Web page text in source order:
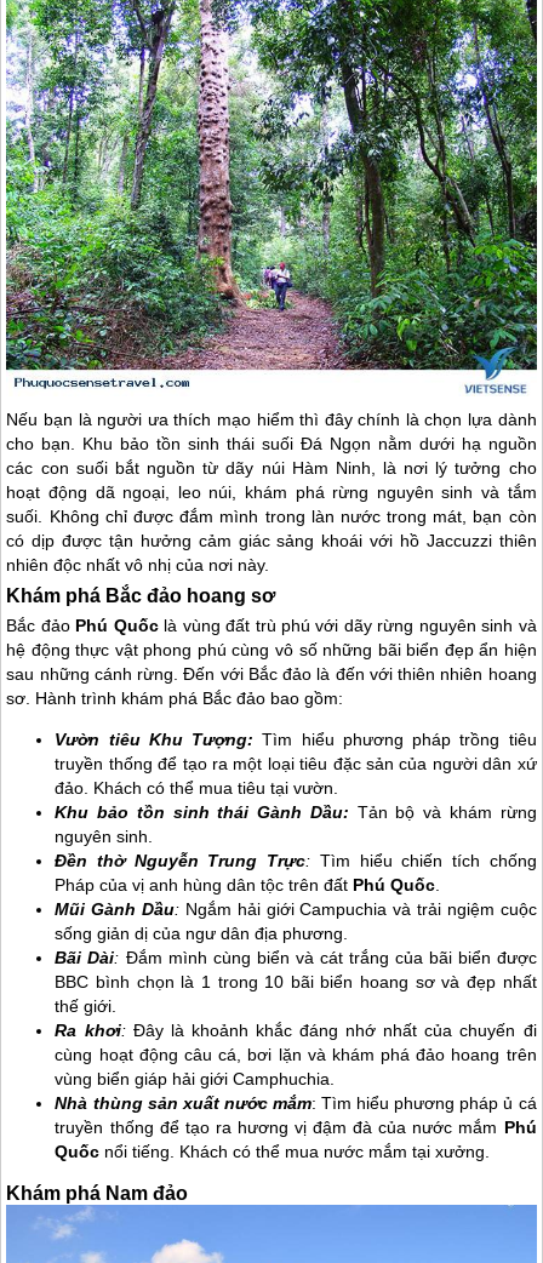
Nếu bạn là người ưa thích mạo hiểm thì đây chính là chọn lựa dành
cho bạn. Khu bảo tồn sinh thái suối Đá Ngọn nằm dưới hạ nguồn
các con suối bắt nguồn từ dãy núi Hàm Ninh, là nơi lý tưởng cho
hoạt động dã ngoại, leo núi, khám phá rừng nguyên sinh và tắm
suối. Không chỉ được đắm mình trong làn nước trong mát, bạn còn
có dịp được tận hưởng cảm giác sảng khoái với hồ Jaccuzzi thiên
nhiên độc nhất vô nhị của nơi này.
Khám phá Bắc đảo hoang sơ
Bắc đảo Phú Quốclà vùng đất trù phú với dãy rừng nguyên sinh và
hệ động thực vật phong phú cùng vô số những bãi biển đẹp ẩn hiện
sau những cánh rừng. Đến với Bắc đảo là đến với thiên nhiên hoang
sơ. Hành trình khám phá Bắc đảo bao gồm:
Vườn tiêu Khu Tượng: Tìm hiểu phương pháp trồng tiêu
truyền thống để tạo ra một loại tiêu đặc sản của người dân xứ
đảo. Khách có thể mua tiêu tại vườn.
Khu bảo tồn sinh thái Gành Dầu: Tản bộ và khám rừng
nguyên sinh.
Đền thờ Nguyễn Trung Trực: Tìm hiểu chiến tích chống
Pháp của vị anh hùng dân tộc trên đất Phú Quốc.
Mũi Gành Dầu: Ngắm hải giới Campuchia và trải ngiệm cuộc
sống giản dị của ngư dân địa phương.
Bãi Dài: Đắm mình cùng biển và cát trắng của bãi biển được
BBC bình chọn là 1 trong 10 bãi biển hoang sơ và đẹp nhất
thế giới.
Ra khơi:Đây là khoảnh khắc đáng nhớ nhất của chuyến đi
cùng hoạt động câu cá, bơi lặn và khám phá đảo hoang trên
vùng biển giáp hải giới Camphuchia.
Nhà thùng sản xuất nước mắm: Tìm hiểu phương pháp ủ cá
truyền thống để tạo ra hương vị đậm đà của nước mắm Phú
Quốc nổi tiếng. Khách có thể mua nước mắm tại xưởng.
Khám phá Nam đảo